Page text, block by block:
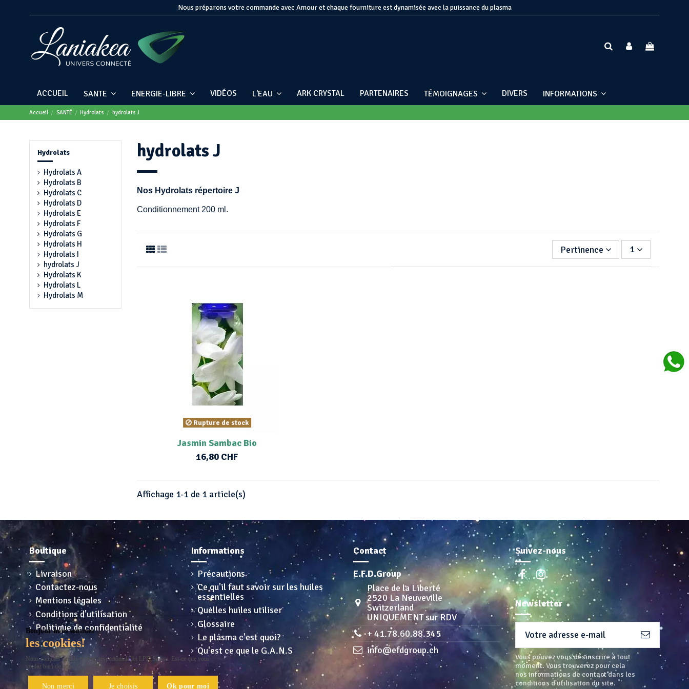
Nous préparons votre commande avec Amour et chaque fourniture est dynamisée avec la puissance du plasma
ACCUEIL SANTE ENERGIE-LIBRE VIDÉOS L'EAU ARK CRYSTAL PARTENAIRES TÉMOIGNAGES DIVERS INFORMATIONS
Accueil SANTÉ Hydrolats hydrolats J
hydrolats J
Nos Hydrolats répertoire J
Conditionnement 200 ml.
Pertinence 1
Rupture de stock
Jasmin Sambac Bio
16,80 CHF
Affichage 1-1 de 1 article(s)
Hydrolats
Hydrolats A
Hydrolats B
Hydrolats C
Hydrolats D
Hydrolats E
Hydrolats F
Hydrolats G
Hydrolats H
Hydrolats I
hydrolats J
Hydrolats K
Hydrolats L
Hydrolats M
Boutique
Livraison
Contactez-nous
Mentions légales
Conditions d'utilisation
Politique de confidentialité
Informations
Précautions
Ce qu'il faut savoir sur les huiles
essentielles
Quelles huiles utiliser
Glossaire
Le plasma c'est quoi?
Qu'est ce que le G.A.N.S
Contact
E.F.D.Group
Place de la Liberté
2520 La Neuveville
Switzerland
UNIQUEMENT sur RDV
+ 41.78.60.88.345
info@efdgroup.ch
Suivez-nous
Newsletter
Vous pouvez vous désinscrire à tout
moment. Vous trouverez pour cela
nos informations de contact dans les
conditions d'utilisation du site.
Bonjour nous sommes
les cookies!
Nous sommes gentils et nous respectons la loi LPD Suisse. Est-ce que vous
voulez bien de nous ?
Non merci Je choisis Ok pour moi